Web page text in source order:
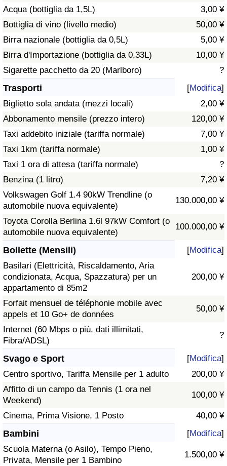
Acqua (bottiglia da 1,5L)
3,00 ¥
Bottiglia di vino (livello medio)
50,00 ¥
Birra nazionale (bottiglia da 0,5L)
5,00 ¥
Birra d'Importazione (bottiglia da 0,33L)
10,00 ¥
Sigarette pacchetto da 20 (Marlboro)
?
Trasporti [Modifica]
Biglietto sola andata (mezzi locali)
2,00 ¥
Abbonamento mensile (prezzo intero)
120,00 ¥
Taxi addebito iniziale (tariffa normale)
7,00 ¥
Taxi 1km (tariffa normale)
1,00 ¥
Taxi 1 ora di attesa (tariffa normale)
?
Benzina (1 litro)
7,20 ¥
Volkswagen Golf 1.4 90kW Trendline (o
automobile nuova equivalente)
130.000,00 ¥
Toyota Corolla Berlina 1.6l 97kW Comfort (o
automobile nuova equivalente)
100.000,00 ¥
Bollette (Mensili) [Modifica]
Basilari (Elettricità, Riscaldamento, Aria
condizionata, Acqua, Spazzatura) per un
appartamento di 85m2
200,00 ¥
Forfait mensuel de téléphonie mobile avec
appels et 10 Go+ de données
50,00 ¥
Internet (60 Mbps o più, dati illimitati,
Fibra/ADSL)
?
Svago e Sport [Modifica]
Centro sportivo, Tariffa Mensile per 1 adulto
200,00 ¥
Affitto di un campo da Tennis (1 ora nel
Weekend)
100,00 ¥
Cinema, Prima Visione, 1 Posto 40,00 ¥
Bambini [Modifica]
Scuola Materna (o Asilo), Tempo Pieno,
Privata, Mensile per 1 Bambino
1.500,00 ¥
Traffico
Indice del Traffico
Indice del traffico (Corrente)
Indice del traffico per Nazione